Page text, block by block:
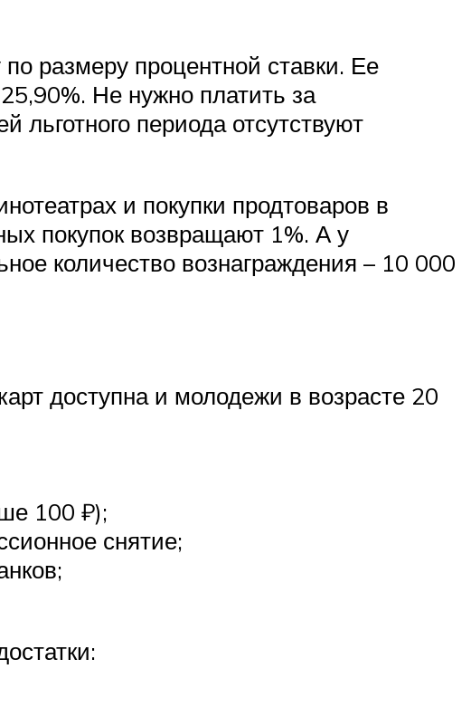
размеру процентной ставки. Ее
Не нужно платить за
периода отсутствуют
и покупки продтоваров в
покупок возвращают 1%. А у
количество вознаграждения – 10 000
доступна и молодежи в возрасте 20
100 ₽);
снятие;